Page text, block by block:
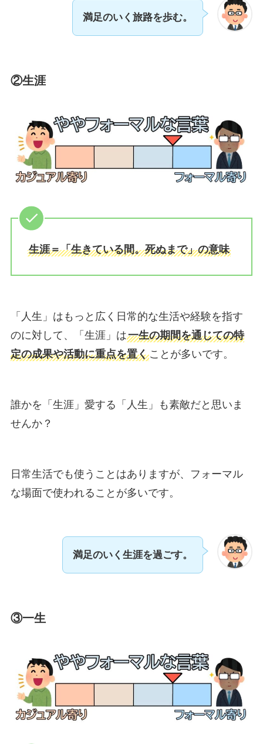
満足のいく旅路を歩む。
②生涯
生涯＝「生きている間。死ぬまで」の意味
「人生」はもっと広く日常的な生活や経験を指す
のに対して、「生涯」は一生の期間を通じての特
定の成果や活動に重点を置くことが多いです。
誰かを「生涯」愛する「人生」も素敵だと思いま
せんか？
日常生活でも使うことはありますが、フォーマル
な場面で使われることが多いです。
満足のいく生涯を過ごす。
③一生